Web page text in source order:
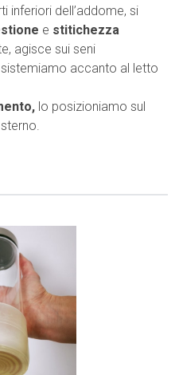
inferiori dell’addome, si
e stitichezza
agisce sui seni
accanto al letto
lo posizioniamo sul